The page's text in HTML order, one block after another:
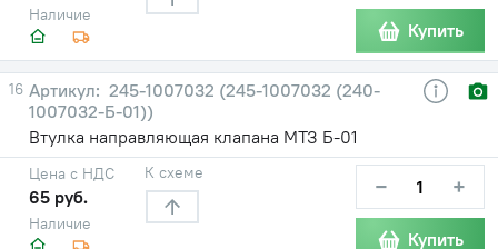
Наличие
Купить
16
245-1007032 (245-1007032 (240-
1007032-Б-01))
Втулка направляющая клапана МТЗ Б-01
Наличие
Цена с НДС
65 руб.
К схеме − +
Купить